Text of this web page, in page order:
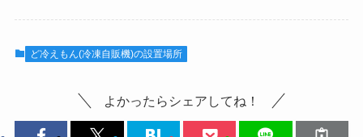
ど冷えもん(冷凍自販機)の設置場所
よかったらシェアしてね！